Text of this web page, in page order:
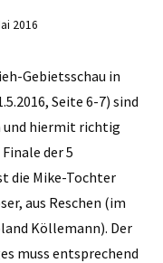
2016
Gebietsschau in
Seite 6-7) sind
und hiermit richtig
der 5
die Mike-Tochter
aus Reschen (im
Köllemann). Der
muss entsprechend